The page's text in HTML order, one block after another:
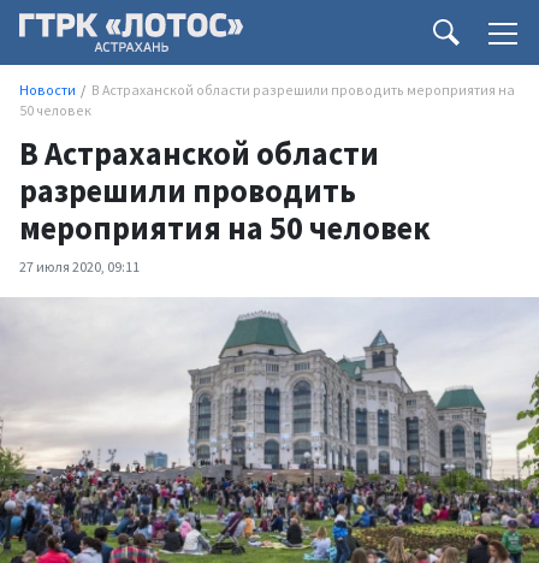
Новости
В Астраханской области разрешили проводить мероприятия на
50 человек
В Астраханской области
разрешили проводить
мероприятия на 50 человек
27 июля 2020, 09:11